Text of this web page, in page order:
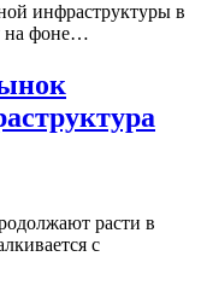
инфраструктуры в
на фоне…
расти в
с